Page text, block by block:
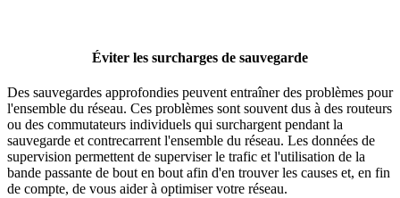
Éviter les surcharges de sauvegarde
Des sauvegardes approfondies peuvent entraîner des problèmes pour
l'ensemble du réseau. Ces problèmes sont souvent dus à des routeurs
ou des commutateurs individuels qui surchargent pendant la
sauvegarde et contrecarrent l'ensemble du réseau. Les données de
supervision permettent de superviser le trafic et l'utilisation de la
bande passante de bout en bout afin d'en trouver les causes et, en fin
de compte, de vous aider à optimiser votre réseau.